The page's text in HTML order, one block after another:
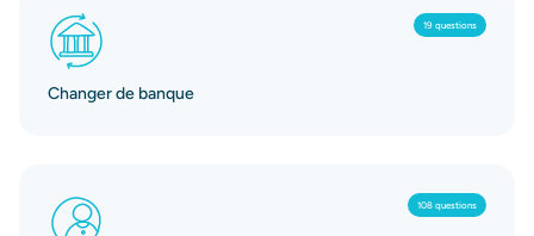
19 questions
Changer de banque
108 questions